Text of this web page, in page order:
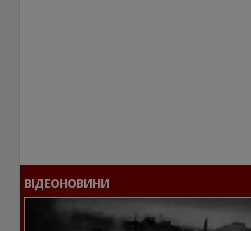
ВІДЕОНОВИНИ